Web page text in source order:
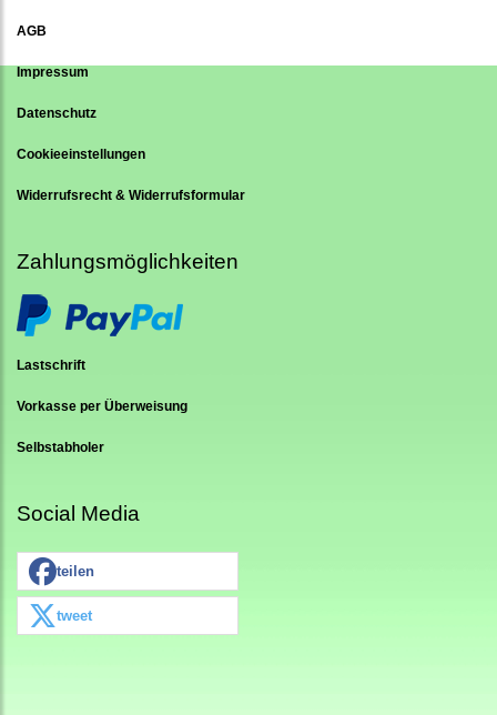
AGB
Impressum
Datenschutz
Cookieeinstellungen
Widerrufsrecht & Widerrufsformular
Zahlungsmöglichkeiten
Lastschrift
Vorkasse per Überweisung
Selbstabholer
Social Media
teilen
tweet